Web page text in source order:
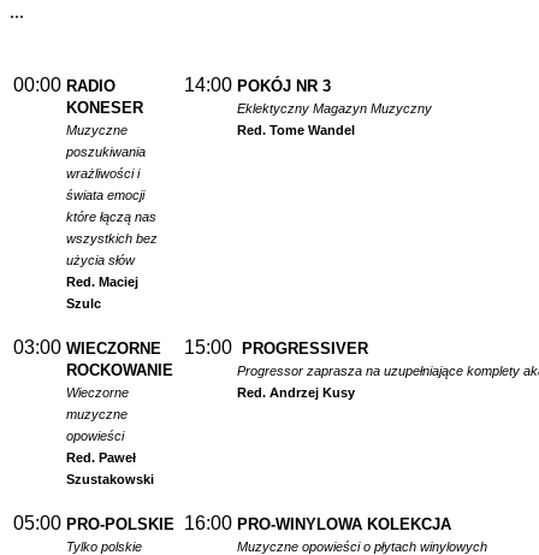
...
00:00 RADIO
KONESER
Muzyczne
poszukiwania
wrażliwości i
świata emocji
które łączą nas
wszystkich bez
użycia słów
Red. Maciej
Szulc
14:00 POKÓJ NR 3
Eklektyczny Magazyn Muzyczny
Red. Tome Wandel
03:00 WIECZORNE
ROCKOWANIE
Wieczorne
muzyczne
opowieści
Red. Paweł
Szustakowski
15:00 PROGRESSIVER
Progressor zaprasza na uzupełniające komplety
Red. Andrzej Kusy
05:00 PRO-POLSKIE
Tylko polskie
16:00 PRO-WINYLOWA KOLEKCJA
Muzyczne opowieści o płytach winylowych